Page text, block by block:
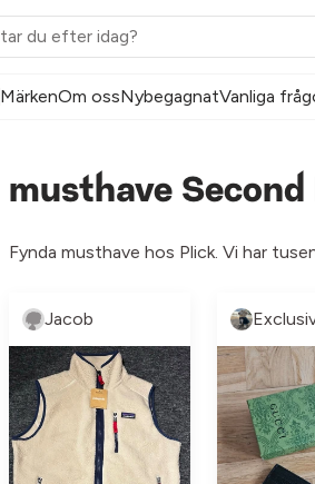
MärkenOm ossNybegagnatVanliga
musthave
Fynda musthave hos Plick. Vi har
Jacob